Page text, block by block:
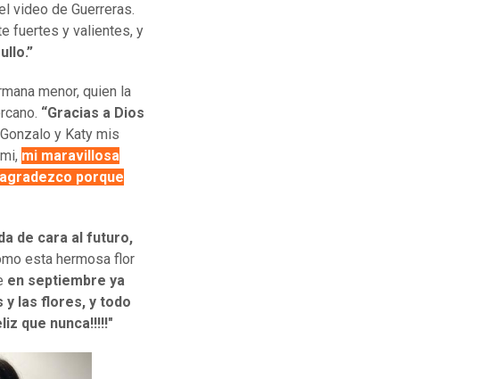
video de Guerreras.
fuertes y valientes, y
menor, quien la
“Gracias a Dios
y Katy mis
mi maravillosa
porque
de cara al futuro,
esta hermosa flor
en septiembre ya
y las flores, y todo
que nunca!!!!!"